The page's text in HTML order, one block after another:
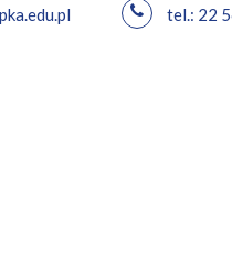
tel.: 22